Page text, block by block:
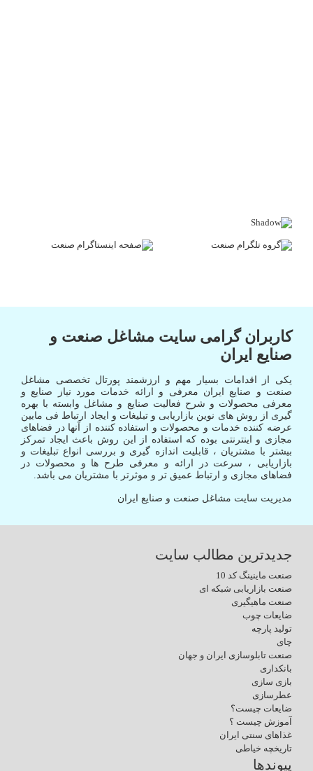
کاربران گرامی سایت مشاغل صنعت و
صنایع ایران
یکی از اقدامات بسیار مهم و ارزشمند پورتال تخصصی مشاغل
صنعت و صنایع ایران معرفی و ارائه خدمات مورد نیاز صنایع و
معرفی محصولات و شرح فعالیت صنایع و مشاغل وابسته با بهره
گیری از روش های نوین بازاریابی و تبلیغات و ایجاد ارتباط فی مابین
عرضه کننده خدمات و محصولات و استفاده کننده از آنها در فضاهای
مجازی و اینترنتی بوده که استفاده از این روش باعث ایجاد تمرکز
بیشتر با مشتریان ، قابلیت اندازه گیری و بررسی انواع تبلیغات و
بازاریابی ، سرعت در ارائه و معرفی طرح ها و محصولات در
فضاهای مجازی و ارتباط عمیق تر و موثرتر با مشتریان می باشد.
مدیریت سایت مشاغل صنعت و صنایع ایران
جدیدترین مطالب سایت
صنعت ماینینگ کد 10
صنعت بازاریابی شبکه ای
صنعت ماهیگیری
ضایعات چوب
تولید پارچه
چای
صنعت تابلوسازی ایران و جهان
بانکداری
بازی سازی
عطرسازی
ضایعات چیست؟
آموزش چیست ؟
غذاهای سنتی ایران
تاریخچه خیاطی
پیوندها